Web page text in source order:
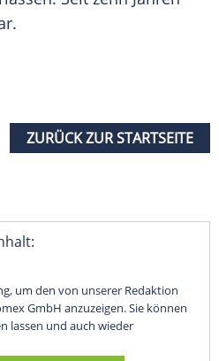
ZURÜCK ZUR STARTSEITE
um den von unserer Redaktion
GmbH anzuzeigen. Sie können
lassen und auch wieder